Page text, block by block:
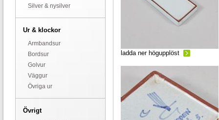
Silver & nysilver
Ur & klockor
Armbandsur
Bordsur
Golvur
Väggur
Övriga ur
Övrigt
ladda ner högupplöst